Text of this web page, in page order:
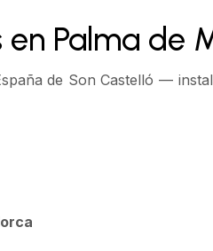
Palma de
de Son Castelló —